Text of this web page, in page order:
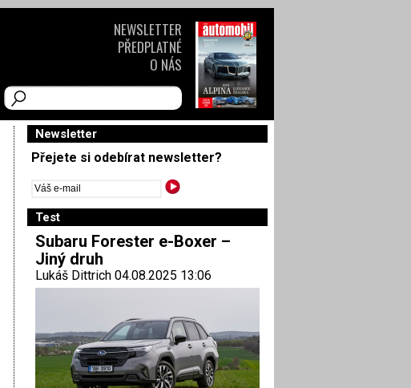
Newsletter
Přejete si odebírat newsletter?
Test
Subaru Forester e-Boxer –
Jiný druh
Lukáš Dittrich 04.08.2025 13:06
NEWSLETTER
PŘEDPLATNÉ
O NÁS